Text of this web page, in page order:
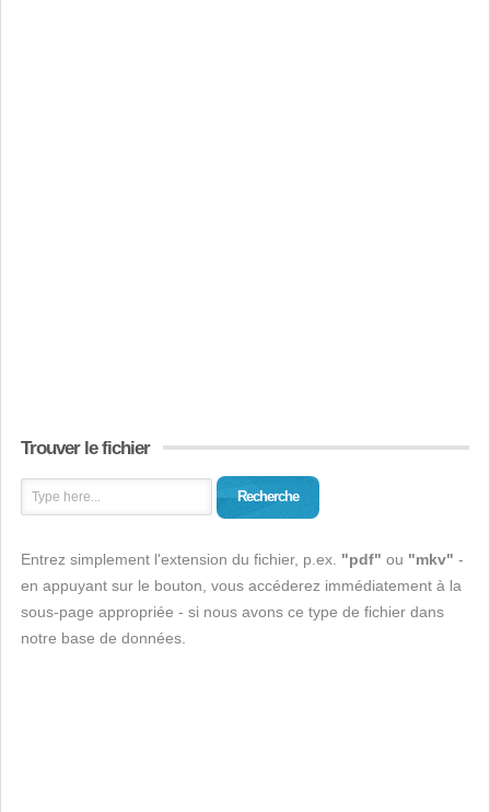
Trouver le fichier
Recherche
Entrez simplement l'extension du fichier, p.ex. "pdf" ou "mkv" -
en appuyant sur le bouton, vous accéderez immédiatement à la
sous-page appropriée - si nous avons ce type de fichier dans
notre base de données.